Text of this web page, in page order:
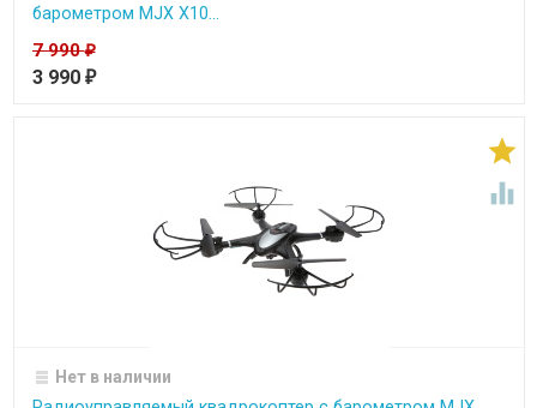
барометром MJX X10...
7 990₽
3 990 ₽


Нет в наличии